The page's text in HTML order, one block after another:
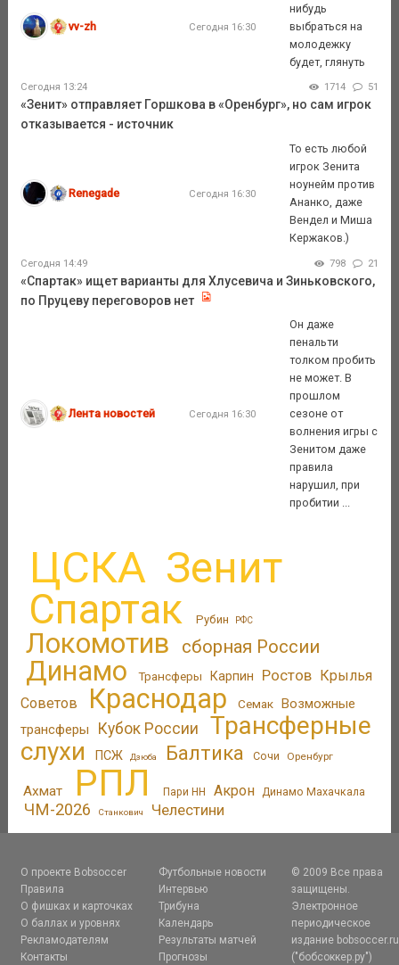
vv-zh Сегодня 16:30
нибудь
выбраться на
молодежку
будет, глянуть
Сегодня 13:24 1714 51
«Зенит» отправляет Горшкова в «Оренбург», но сам игрок
отказывается - источник
Renegade Сегодня 16:30
То есть любой
игрок Зенита
ноунейм против
Ананко, даже
Вендел и Миша
Кержаков.)
Сегодня 14:49 798 21
«Спартак» ищет варианты для Хлусевича и Зиньковского,
по Пруцеву переговоров нет
Лента новостей Сегодня 16:30
Он даже
пенальти
толком пробить
не может. В
прошлом
сезоне от
волнения игры с
Зенитом даже
правила
нарушил, при
пробитии ...
ЦСКА Зенит
Спартак Рубин РФС
Локомотив сборная России
Динамо Трансферы Карпин Ростов Крылья
Советов
Краснодар Семак Возможные
трансферы
Кубок России
Трансферные
слухи
ПСЖ Дзюба Балтика Сочи Оренбург
Ахмат РПЛ Пари НН Акрон Динамо Махачкала
ЧМ-2026 Станкович Челестини
О проекте Bobsoccer
Правила
О фишках и карточках
О баллах и уровнях
Рекламодателям
Контакты
Футбольные новости
Интервью
Трибуна
Календарь
Результаты матчей
Прогнозы
© 2009 Все права
защищены.
Электронное
периодическое
издание bobsoccer.ru
("бобсоккер.ру")